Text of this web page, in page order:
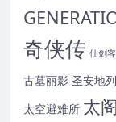
奇侠传 仙剑
古墓丽影 圣安地
太空避难所 太